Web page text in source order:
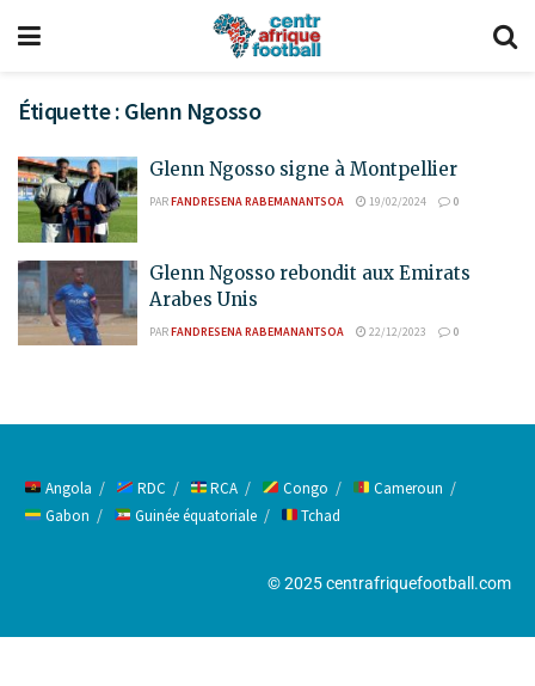
Étiquette : Glenn Ngosso
Glenn Ngosso signe à Montpellier
PARFANDRESENA RABEMANANTSOA 19/02/2024 0
Glenn Ngosso rebondit aux Emirats
Arabes Unis
PARFANDRESENA RABEMANANTSOA 22/12/2023 0
Angola RDC RCA Congo
Cameroun
Gabon
Guinée équatoriale Tchad
© 2025 centrafriquefootball.com